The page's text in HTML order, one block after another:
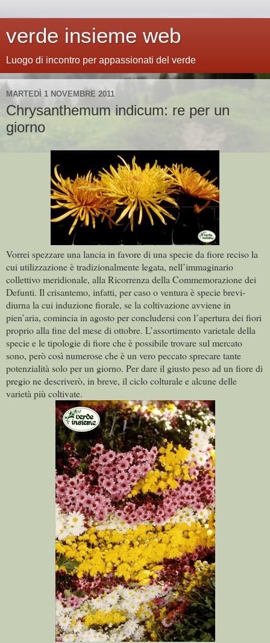
verde insieme web
Luogo di incontro per appassionati del verde
MARTEDÌ 1 NOVEMBRE 2011
Chrysanthemum indicum: re per un
giorno
Vorrei spezzare una lancia in favore di una specie da fiore reciso la
cui utilizzazione è tradizionalmente legata, nell’immaginario
collettivo meridionale, alla Ricorrenza della Commemorazione dei
Defunti. Il crisantemo, infatti, per caso o ventura è specie brevi-
diurna la cui induzione fiorale, se la coltivazione avviene in
pien’aria, comincia in agosto per concludersi con l’apertura dei fiori
proprio alla fine del mese di ottobre. L’assortimento varietale della
specie e le tipologie di fiore che è possibile trovare sul mercato
sono, però così numerose che è un vero peccato sprecare tante
potenzialità solo per un giorno. Per dare il giusto peso ad un fiore di
pregio ne descriverò, in breve, il ciclo colturale e alcune delle
varietà più coltivate.